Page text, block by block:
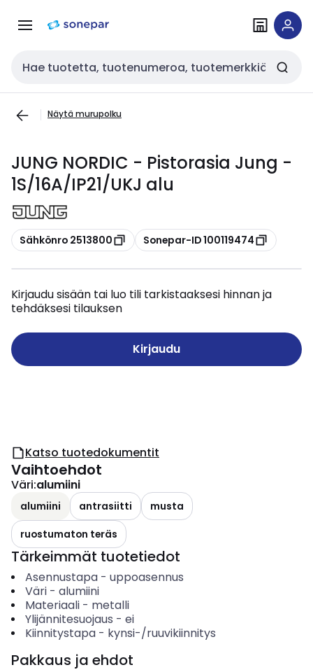
navigointiinsisältöön
Haku
Näytä murupolku
JUNG NORDIC - Pistorasia Jung -
1S/16A/IP21/UKJ alu
Kopioi
Sähkönro 2513800 Kopioi
Sonepar-ID 100119474
Kirjaudu sisään tai luo tili tarkistaaksesi hinnan ja
tehdäksesi tilauksen
Kirjaudu
Katso tuotedokumentit
Vaihtoehdot
Väri:alumiini
alumiini antrasiitti
musta
ruostumaton teräs
Tärkeimmät tuotetiedot
Asennustapa- uppoasennus
Väri- alumiini
Materiaali- metalli
Ylijännitesuojaus - ei
Kiinnitystapa- kynsi-/ruuvikiinnitys
Pakkaus ja ehdot